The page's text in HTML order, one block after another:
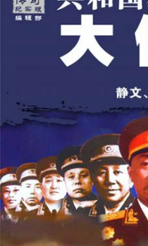
居家生活 3C家電
男裝
日本購物 電子/紙本書
HOT